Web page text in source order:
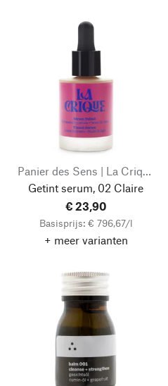
Panier des Sens | La Crique
Getint serum, 02 Claire
€ 23,90
Basisprijs: € 796,67/l
+ meer varianten